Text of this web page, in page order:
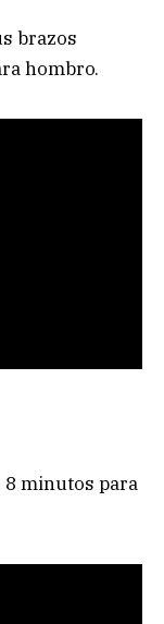
brazos
hombro.
minutos para